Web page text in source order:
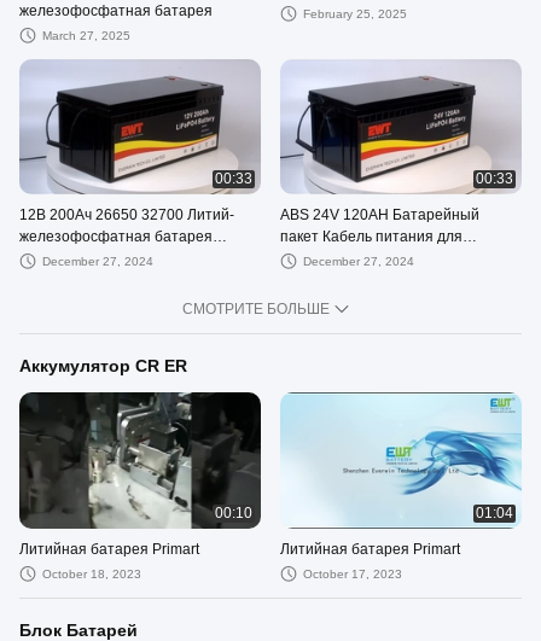
железофосфатная батарея
March 27, 2025
February 25, 2025
00:33
12В 200Ач 26650 32700 Литий-
железофосфатная батарея
Энергохранилище Батарея
December 27, 2024
00:33
ABS 24V 120AH Батарейный
пакет Кабель питания для
наружного светодиодного экрана
December 27, 2024
СМОТРИТЕ БОЛЬШЕ
Аккумулятор CR ER
00:10
Литийная батарея Primart
October 18, 2023
01:04
Литийная батарея Primart
October 17, 2023
Блок Батарей